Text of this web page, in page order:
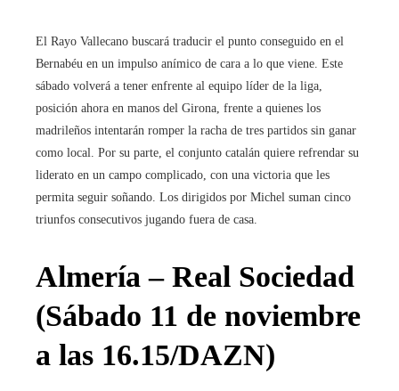
El Rayo Vallecano buscará traducir el punto conseguido en el
Bernabéu en un impulso anímico de cara a lo que viene. Este
sábado volverá a tener enfrente al equipo líder de la liga,
posición ahora en manos del Girona, frente a quienes los
madrileños intentarán romper la racha de tres partidos sin ganar
como local. Por su parte, el conjunto catalán quiere refrendar su
liderato en un campo complicado, con una victoria que les
permita seguir soñando. Los dirigidos por Michel suman cinco
triunfos consecutivos jugando fuera de casa.
Almería – Real Sociedad
(Sábado 11 de noviembre
a las 16.15/DAZN)